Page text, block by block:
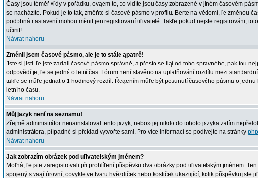
Časy jsou téměř vľdy v pořádku, ovąem to, co vidíte jsou časy zobrazené v jiném časovém
se nacházíte. Pokud je to tak, změňte si časové pásmo v profilu. Berte na vědomí, ľe změnou
podobná nastavení mohou měnit jen registrovaní uľivatelé. Takľe pokud nejste registrováni,
učinit!
Návrat nahoru
Změnil jsem časové pásmo, ale je to stále ąpatně!
Jste si jisti, ľe jste zadali časové pásmo správně, a přesto se liąí od toho správného, pak tou
odpovědí je, ľe se jedná o letní čas. Fórum není stavěno na uplatňování rozdílu mezi
takľe se můľe jednat o 1 hodinový rozdíl. Řeąením můľe být posunutí časového pásma o jednu
letního času.
Návrat nahoru
Můj jazyk není na seznamu!
Zřejmě administrátor nenainstaloval tento jazyk, nebo» jej nikdo do tohoto jazyka zatím
administrátora, případně si překlad vytvořte sami. Pro více informací se podívejte na stránky
Návrat nahoru
Jak zobrazím obrázek pod uľivatelským jménem?
Moľná, ľe jste zaregistrovali při prohlíľení příspěvků dva obrázky pod uľivatelským jménem.
spojený s vaąí úrovní, obvykle ve tvaru hvězdiček nebo kostiček ukazující, kolik příspěvků jste